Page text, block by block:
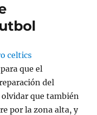
que el
del
olvidar que también
por la zona alta, y